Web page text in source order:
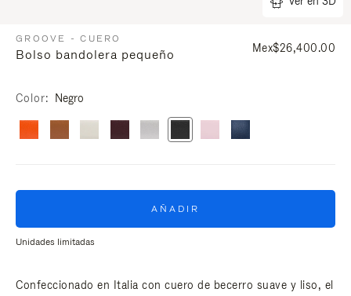
GROOVE - CUERO
Bolso bandolera pequeño Mex$26,400.00
Color Negro
AÑADIR
Unidades limitadas
Confeccionado en Italia con cuero de becerro suave y liso, el